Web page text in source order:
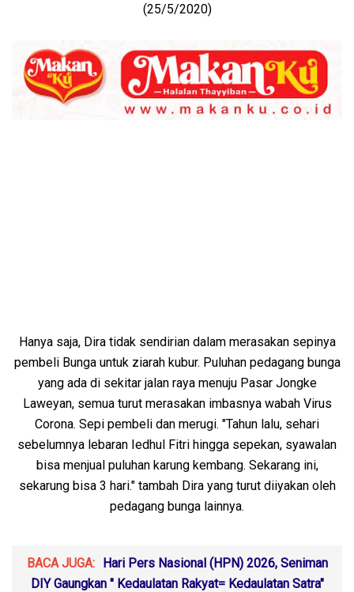
(25/5/2020)
Hanya saja, Dira tidak sendirian dalam merasakan sepinya
pembeli Bunga untuk ziarah kubur. Puluhan pedagang bunga
yang ada di sekitar jalan raya menuju Pasar Jongke
Laweyan, semua turut merasakan imbasnya wabah Virus
Corona. Sepi pembeli dan merugi. "Tahun lalu, sehari
sebelumnya lebaran Iedhul Fitri hingga sepekan, syawalan
bisa menjual puluhan karung kembang. Sekarang ini,
sekarung bisa 3 hari." tambah Dira yang turut diiyakan oleh
pedagang bunga lainnya.
BACA JUGA:
Hari Pers Nasional (HPN) 2026, Seniman
DIY Gaungkan " Kedaulatan Rakyat= Kedaulatan Satra"